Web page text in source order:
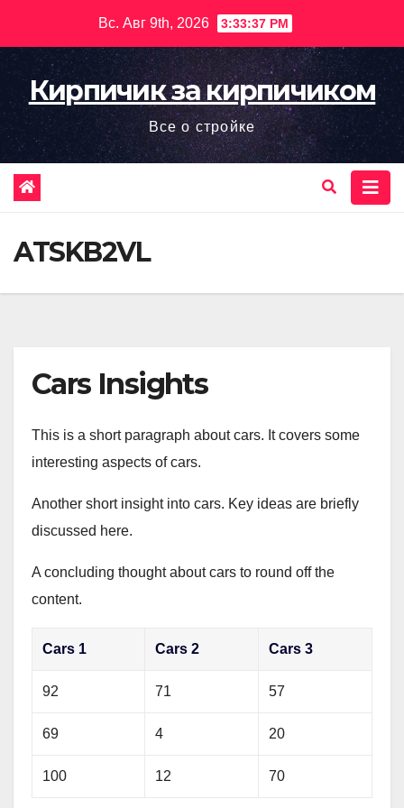
содержимому
Вс. Авг 9th, 2026 3:33:39 PM
Кирпичик за кирпичиком
Все о стройке
ATSKB2VL
Cars Insights
This is a short paragraph about cars. It covers some
interesting aspects of cars.
Another short insight into cars. Key ideas are briefly
discussed here.
A concluding thought about cars to round off the
content.
Cars 1 Cars 2 Cars 3
92 71 57
69 4 20
100 12 70